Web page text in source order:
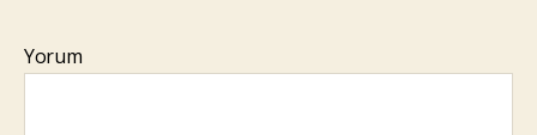
Yorum